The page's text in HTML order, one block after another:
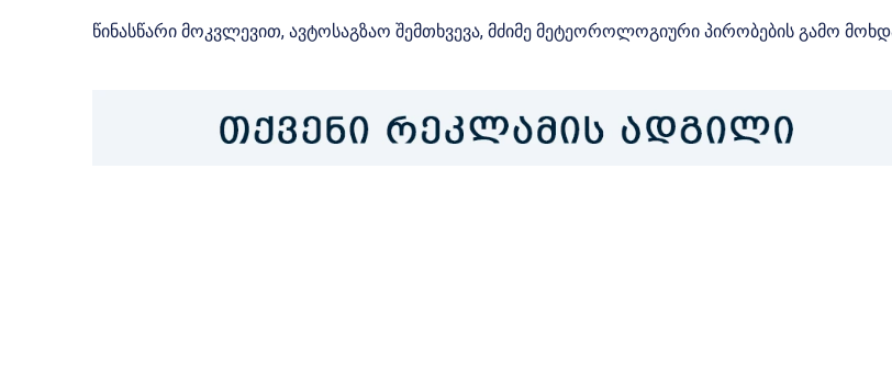
წინასწარი მოკვლევით, ავტოსაგზაო შემთხვევა, მძიმე მეტეოროლოგიური პირობების გამო